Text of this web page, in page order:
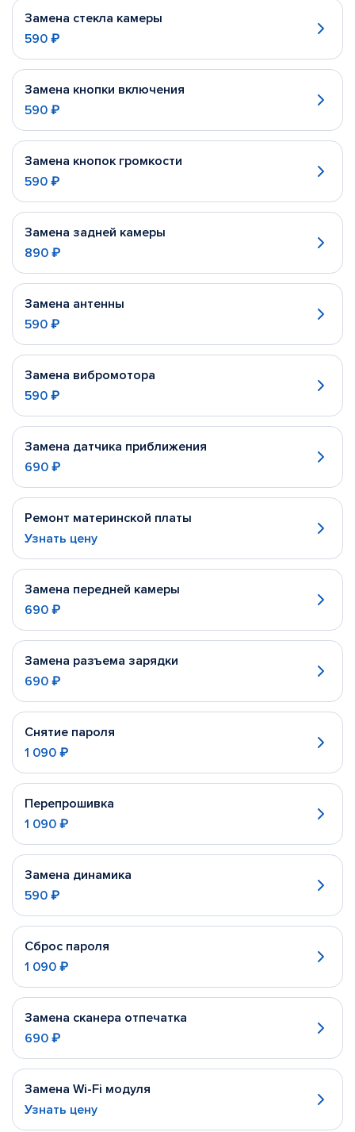
Замена стекла камеры
590 ₽
Замена кнопки включения
590 ₽
Замена кнопок громкости
590 ₽
Замена задней камеры
890 ₽
Замена антенны
590 ₽
Замена вибромотора
590 ₽
Замена датчика приближения
690 ₽
Ремонт материнской платы
Узнать цену
Замена передней камеры
690 ₽
Замена разъема зарядки
690 ₽
Снятие пароля
1 090 ₽
Перепрошивка
1 090 ₽
Замена динамика
590 ₽
Сброс пароля
1 090 ₽
Замена сканера отпечатка
690 ₽
Замена Wi-Fi модуля
Узнать цену